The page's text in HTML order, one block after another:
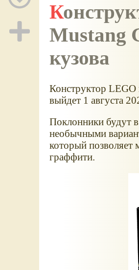
Конструктор LEGO 42236 Custom Garage Ford
Mustang
кузова
Конструктор LEGO
выйдет 1 августа
Поклонники будут
необычными
который позволяет
граффити.